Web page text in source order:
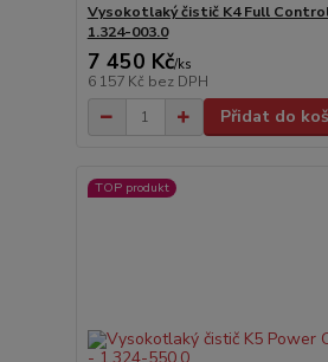
Vysokotlaký čistič K4 Full
1.324-003.0
7 450 Kč/ks
6 157 Kč bez DPH
Přidat do
TOP produkt